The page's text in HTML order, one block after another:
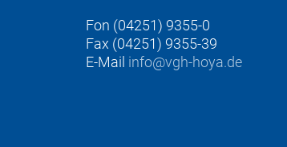
Fon (04251) 9355-0
Fax (04251) 9355-39
E-Mail info@vgh-hoya.de